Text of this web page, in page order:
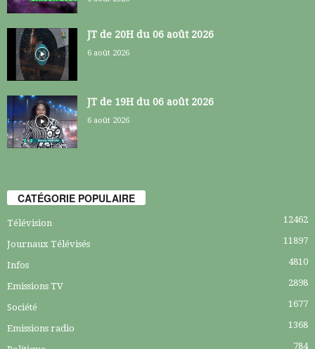
JT de 20H du 06 août 2026
6 août 2026
JT de 19H du 06 août 2026
6 août 2026
CATÉGORIE POPULAIRE
Télévision 12462
Journaux Télévisés 11897
Infos 4810
Emissions TV 2898
Société 1677
Emissions radio 1368
784